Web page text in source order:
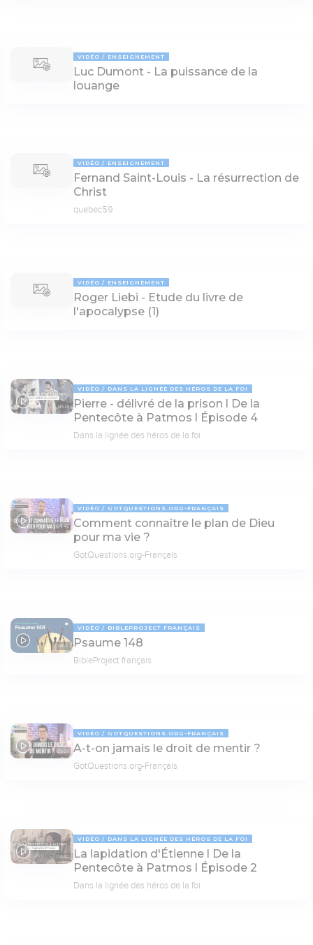
VIDÉO ENSEIGNEMENT
Luc Dumont - La puissance de la
louange
VIDÉO ENSEIGNEMENT
Fernand Saint-Louis - La résurrection de
Christ
quebec59
VIDÉO ENSEIGNEMENT
Roger Liebi - Etude du livre de
l'apocalypse (1)
05:01
VIDÉO DANS LA LIGNÉE DES HÉROS DE LA FOI
Pierre - délivré de la prison l De la
Pentecôte à Patmos l Épisode 4
Dans la lignée des héros de la foi
04:46
VIDÉO GOTQUESTIONS.ORG-FRANÇAIS
Comment connaître le plan de Dieu
pour ma vie ?
GotQuestions.org-Français
08:31
VIDÉO BIBLEPROJECT FRANÇAIS
Psaume 148
BibleProject français
03:08
VIDÉO GOTQUESTIONS.ORG-FRANÇAIS
A-t-on jamais le droit de mentir ?
GotQuestions.org-Français
04:40
VIDÉO DANS LA LIGNÉE DES HÉROS DE LA FOI
La lapidation d'Étienne l De la
Pentecôte à Patmos l Épisode 2
Dans la lignée des héros de la foi